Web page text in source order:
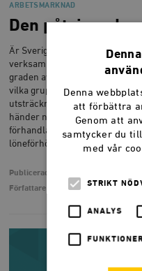
ARBETSMARKNAD
Den påtvingade
Är Sveriges semesterlag
verksam inom EU, har gått
graden av inkomstbortfall för
vilka grupper som egentligen
utsträckning utnyttjar
händer när dagar brinner inne
förhandla bort ledighet mot
löneförhöjning?
Publicerad
Författare
Dennis Avorin
Denna
att förbättra
Genom att
samtycker du
med vår
STRIKT
ANALYS